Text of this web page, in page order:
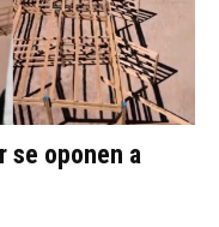
se oponen a